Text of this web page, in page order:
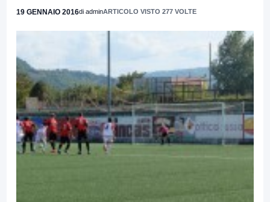
19 GENNAIO 2016di adminARTICOLO VISTO 277 VOLTE